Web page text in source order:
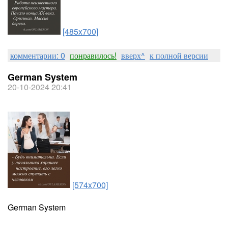
[485x700]
комментарии: 0 понравилось! вверх^ к полной версии
German System
20-10-2024 20:41
[574x700]
German System